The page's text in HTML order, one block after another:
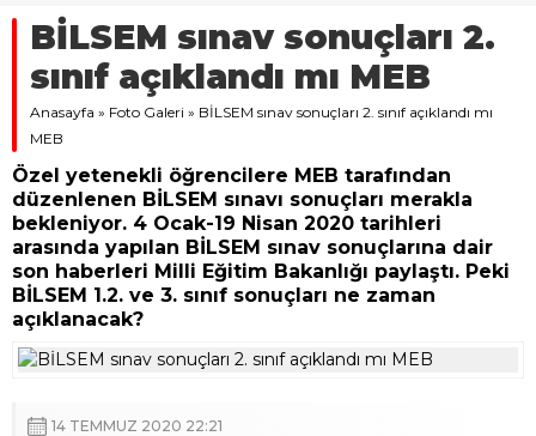
BİLSEM sınav sonuçları 2.
sınıf açıklandı mı MEB
Anasayfa » Foto Galeri » BİLSEM sınav sonuçları 2. sınıf açıklandı mı
MEB
Özel yetenekli öğrencilere MEB tarafından
düzenlenen BİLSEM sınavı sonuçları merakla
bekleniyor. 4 Ocak-19 Nisan 2020 tarihleri
arasında yapılan BİLSEM sınav sonuçlarına dair
son haberleri Milli Eğitim Bakanlığı paylaştı. Peki
BİLSEM 1.2. ve 3. sınıf sonuçları ne zaman
açıklanacak?
14 TEMMUZ 2020 22:21